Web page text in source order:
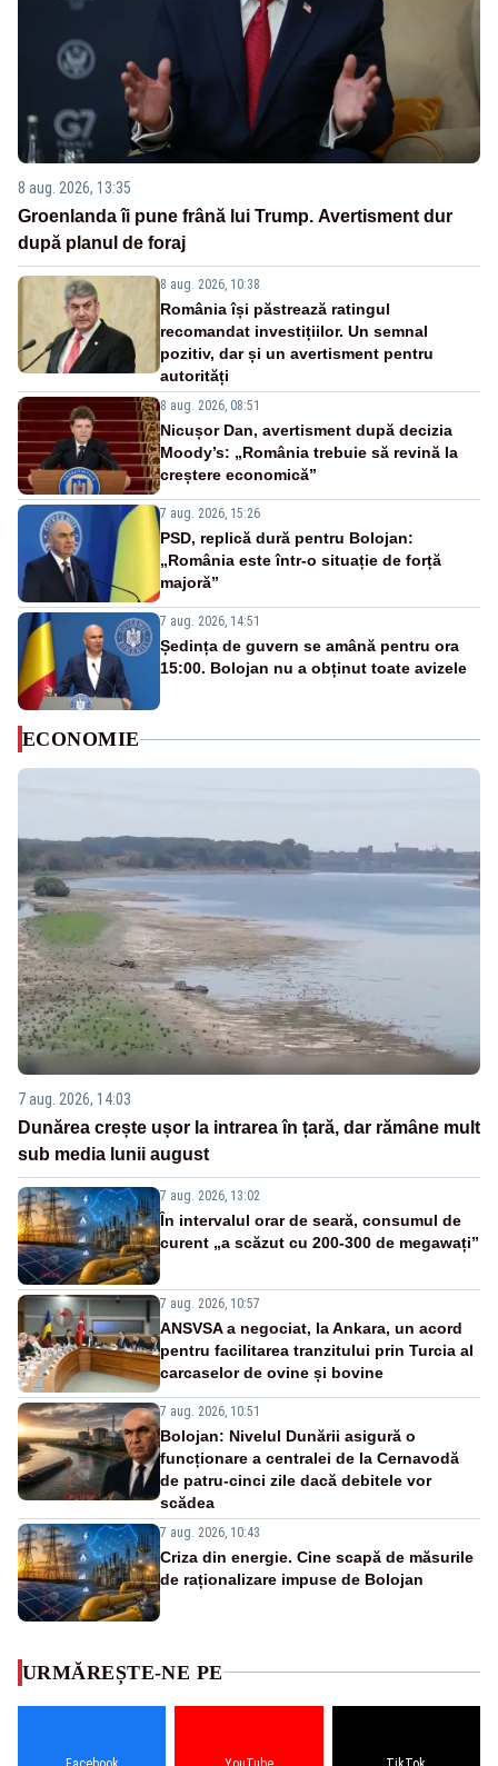
8 aug. 2026, 13:35
Groenlanda îi pune frână lui Trump. Avertisment dur
după planul de foraj
8 aug. 2026, 10:38
România își păstrează ratingul
recomandat investițiilor. Un semnal
pozitiv, dar și un avertisment pentru
autorități
8 aug. 2026, 08:51
Nicușor Dan, avertisment după decizia
Moody’s: „România trebuie să revină la
creștere economică”
7 aug. 2026, 15:26
PSD, replică dură pentru Bolojan:
„România este într-o situație de forță
majoră”
7 aug. 2026, 14:51
Ședința de guvern se amână pentru ora
15:00. Bolojan nu a obținut toate avizele
ECONOMIE
7 aug. 2026, 14:03
Dunărea crește ușor la intrarea în țară, dar rămâne mult
sub media lunii august
7 aug. 2026, 13:02
În intervalul orar de seară, consumul de
curent „a scăzut cu 200-300 de megawați”
7 aug. 2026, 10:57
ANSVSA a negociat, la Ankara, un acord
pentru facilitarea tranzitului prin Turcia al
carcaselor de ovine și bovine
7 aug. 2026, 10:51
Bolojan: Nivelul Dunării asigură o
funcționare a centralei de la Cernavodă
de patru-cinci zile dacă debitele vor
scădea
7 aug. 2026, 10:43
Criza din energie. Cine scapă de măsurile
de raționalizare impuse de Bolojan
URMĂREȘTE-NE PE